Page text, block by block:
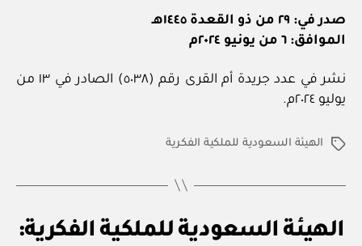
صدر في: ٢٩ من ذو القعدة ١٤٤٥هـ
الموافق: ٦ من يونيو ٢٠٢٤م
نشر في عدد جريدة أم القرى رقم (٥٠٣٨) الصادر في ١٣ من
يوليو ٢٠٢٤م.
الوسومالهيئة السعودية للملكية الفكرية
التصنيفات
الهيئة السعودية للملكية الفكرية: